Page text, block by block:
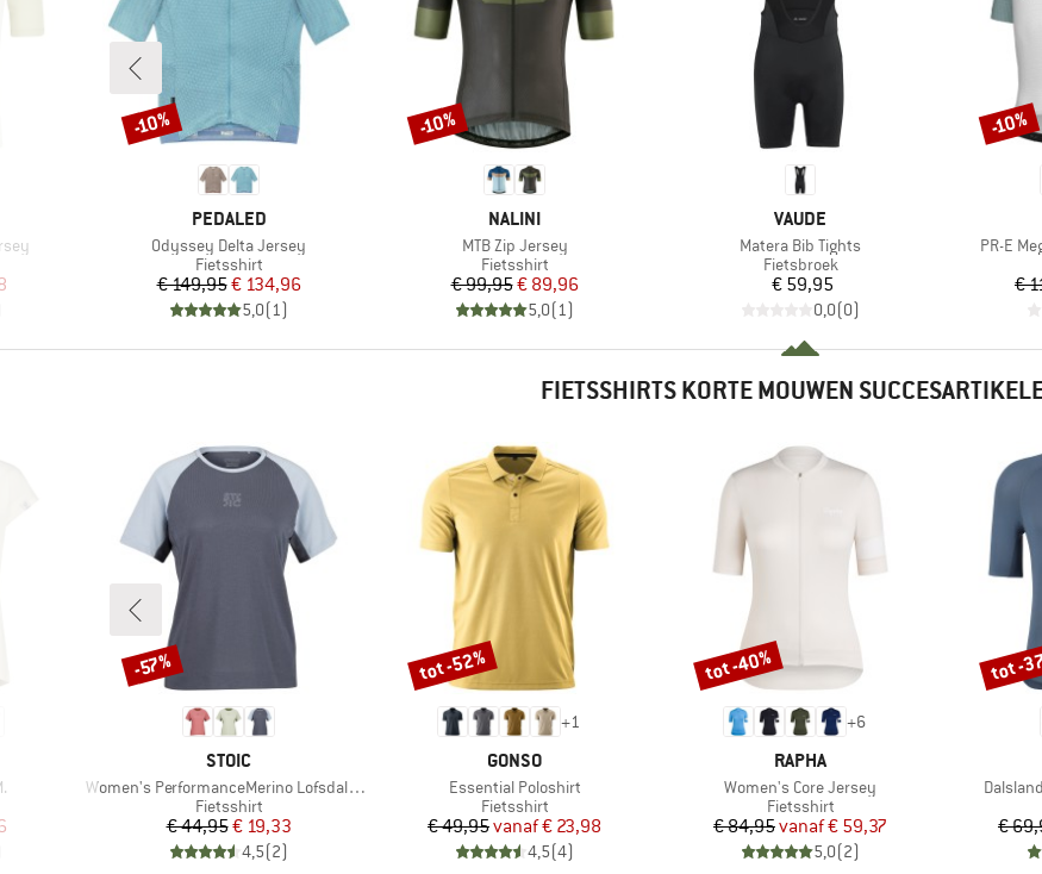
prijs
MERK
PEDALED
Artikel
Odyssey Delta Jersey
Productgroep
Fietsshirt
Prijs
€ 149,95Verlaagde prijs
€ 134,96
5,0(1)
Korting
-10%
MERK
NALINI
Artikel
MTB Zip Jersey
Productgroep
Fietsshirt
Prijs
€ 99,95Verlaagde prijs
€ 89,96
5,0(1)
Korting
-10%
MERK
VAUDE
Artikel
Matera Bib Tights
Productgroep
Fietsbroek
Prijs
€ 59,95
0,0(0)
Artikel
PR-E
€
Korting
-10%
FIETSSHIRTS KORTE MOUWEN
prijs
MERK
STOIC
Artikel
Women's PerformanceMerino LofsdalenSt. MTB S/S
Productgroep
Fietsshirt
Prijs
€ 44,95Verlaagde prijs
€ 19,33
4,5(2)
Korting
-57%
+1
MERK
GONSO
Artikel
Essential Poloshirt
Productgroep
Fietsshirt
Prijs
€ 49,95 Verlaagde prijs
vanaf€ 23,98
4,5(4)
Korting
tot -52%
+6
MERK
RAPHA
Artikel
Women's Core Jersey
Productgroep
Fietsshirt
Prijs
€ 84,95 Verlaagde prijs
vanaf€ 59,37
5,0(2)
Korting
tot -40%
Artikel
€
Korting
tot -